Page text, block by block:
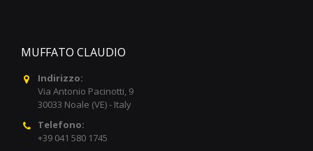
MUFFATO CLAUDIO
Indirizzo:
Via Antonio Pacinotti, 9
30033 Noale (VE) - Italy
Telefono:
+39 041 580 1745